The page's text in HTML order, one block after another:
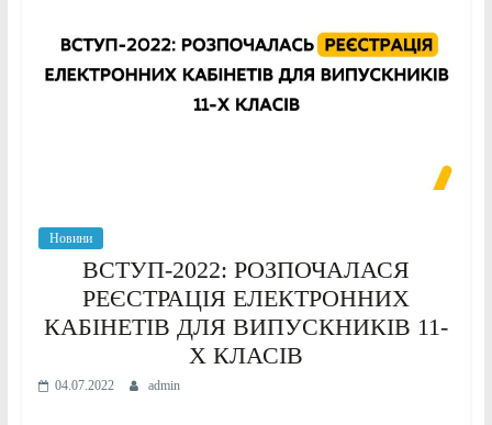
Новини
ВСТУП-2022: РОЗПОЧАЛАСЯ
РЕЄСТРАЦІЯ ЕЛЕКТРОННИХ
КАБІНЕТІВ ДЛЯ ВИПУСКНИКІВ 11-
Х КЛАСІВ
04.07.2022 admin